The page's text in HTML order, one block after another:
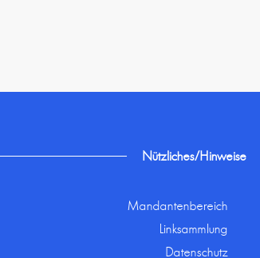
Nützliches/Hinweise
Mandantenbereich
Linksammlung
Datenschutz